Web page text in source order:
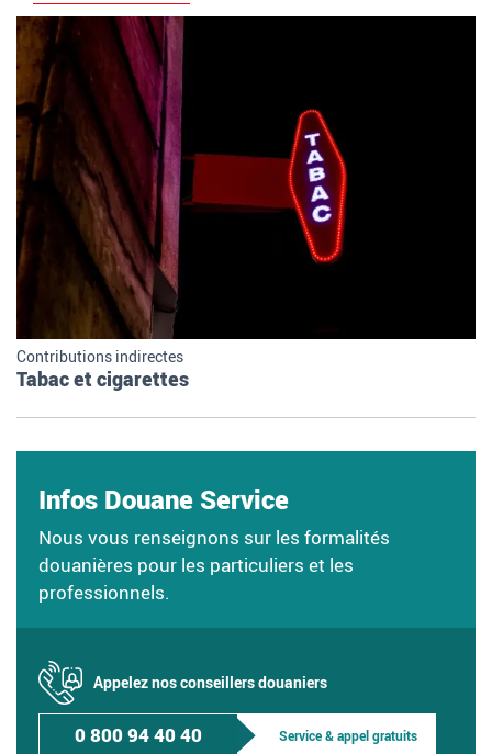
Contributions indirectes
Tabac et cigarettes
Infos Douane Service
Nous vous renseignons sur les formalités
douanières pour les particuliers et les
professionnels.
Appelez nos conseillers douaniers
0 800 94 40 40 Service & appel gratuits